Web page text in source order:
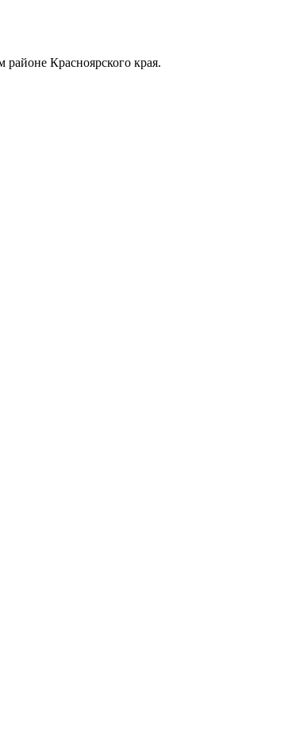
Красноярского края.